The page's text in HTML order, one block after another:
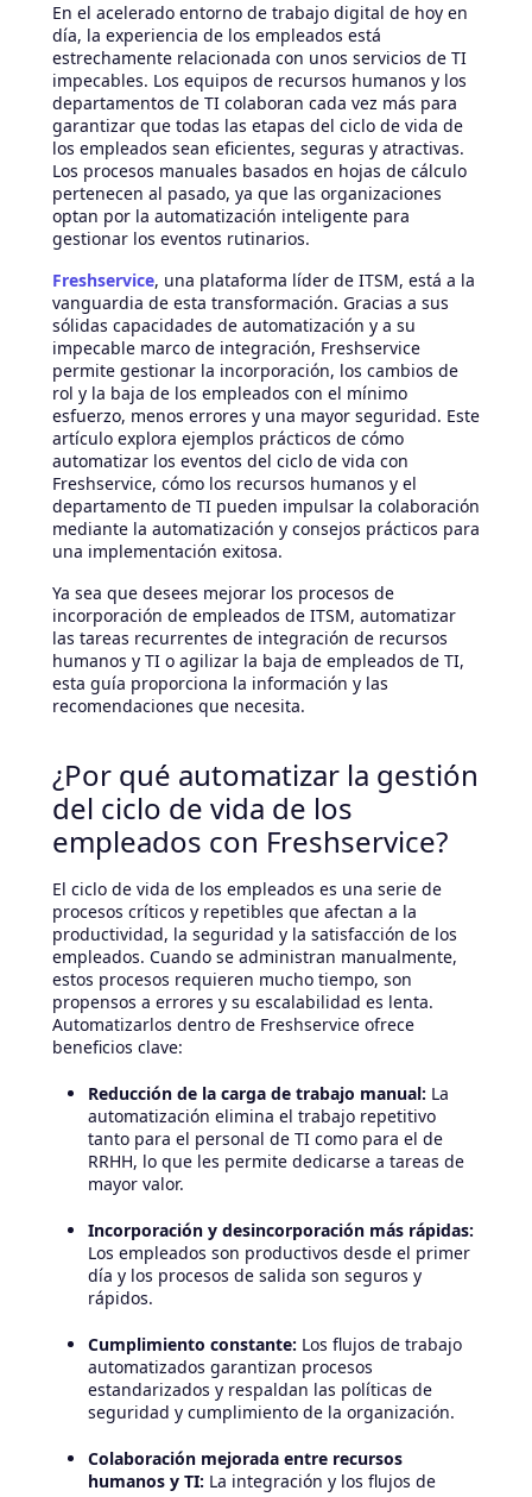
En el acelerado entorno de trabajo digital de hoy en
día, la experiencia de los empleados está
estrechamente relacionada con unos servicios de TI
impecables. Los equipos de recursos humanos y los
departamentos de TI colaboran cada vez más para
garantizar que todas las etapas del ciclo de vida de
los empleados sean eficientes, seguras y atractivas.
Los procesos manuales basados en hojas de cálculo
pertenecen al pasado, ya que las organizaciones
optan por la automatización inteligente para
gestionar los eventos rutinarios.
Freshservice, una plataforma líder de ITSM, está a la
vanguardia de esta transformación. Gracias a sus
sólidas capacidades de automatización y a su
impecable marco de integración, Freshservice
permite gestionar la incorporación, los cambios de
rol y la baja de los empleados con el mínimo
esfuerzo, menos errores y una mayor seguridad. Este
artículo explora ejemplos prácticos de cómo
automatizar los eventos del ciclo de vida con
Freshservice, cómo los recursos humanos y el
departamento de TI pueden impulsar la colaboración
mediante la automatización y consejos prácticos para
una implementación exitosa.
Ya sea que desees mejorar los procesos de
incorporación de empleados de ITSM, automatizar
las tareas recurrentes de integración de recursos
humanos y TI o agilizar la baja de empleados de TI,
esta guía proporciona la información y las
recomendaciones que necesita.
¿Por qué automatizar la gestión
del ciclo de vida de los
empleados con Freshservice?
El ciclo de vida de los empleados es una serie de
procesos críticos y repetibles que afectan a la
productividad, la seguridad y la satisfacción de los
empleados. Cuando se administran manualmente,
estos procesos requieren mucho tiempo, son
propensos a errores y su escalabilidad es lenta.
Automatizarlos dentro de Freshservice ofrece
beneficios clave:
Reducción de la carga de trabajo manual: La
automatización elimina el trabajo repetitivo
tanto para el personal de TI como para el de
RRHH, lo que les permite dedicarse a tareas de
mayor valor.
Incorporación y desincorporación más rápidas:
Los empleados son productivos desde el primer
día y los procesos de salida son seguros y
rápidos.
Cumplimiento constante: Los flujos de trabajo
automatizados garantizan procesos
estandarizados y respaldan las políticas de
seguridad y cumplimiento de la organización.
Colaboración mejorada entre recursos
humanos y TI: La integración y los flujos de